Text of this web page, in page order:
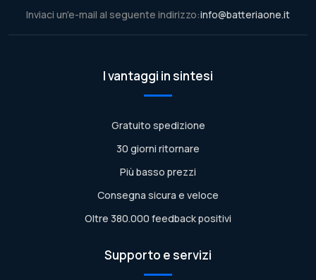
Inviaci un'e-mail al seguente indirizzo:info@batteriaone.it
I vantaggi in sintesi
Gratuito spedizione
30 giorni ritornare
Più basso prezzi
Consegna sicura e veloce
Oltre 380.000 feedback positivi
Supporto e servizi